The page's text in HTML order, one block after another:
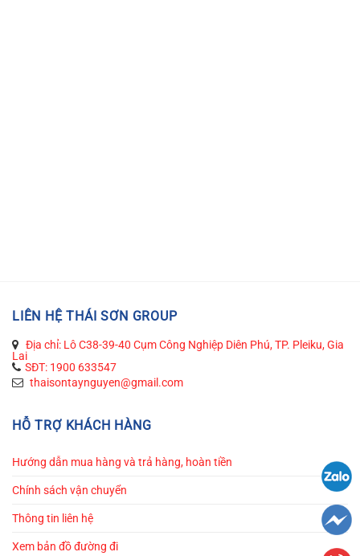
LIÊN HỆ THÁI SƠN GROUP
Địa chỉ: Lô C38-39-40 Cụm Công Nghiệp Diên Phú, TP. Pleiku, Gia
Lai
SĐT: 1900 633547
thaisontaynguyen@gmail.com
HỖ TRỢ KHÁCH HÀNG
Hướng dẫn mua hàng và trả hàng, hoàn tiền
Chính sách vận chuyển
Thông tin liên hệ
Xem bản đồ đường đi